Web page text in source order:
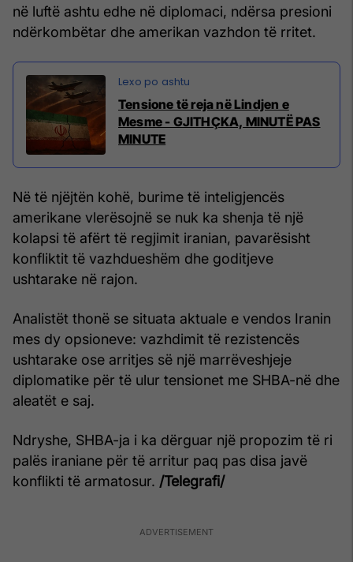
në luftë ashtu edhe në diplomaci, ndërsa presioni
ndërkombëtar dhe amerikan vazhdon të rritet.
Tensione të reja në Lindjen e
Mesme - GJITHÇKA, MINUTË PAS
MINUTE
Në të njëjtën kohë, burime të inteligjencës
amerikane vlerësojnë se nuk ka shenja të një
kolapsi të afërt të regjimit iranian, pavarësisht
konfliktit të vazhdueshëm dhe goditjeve
ushtarake në rajon.
Analistët thonë se situata aktuale e vendos Iranin
mes dy opsioneve: vazhdimit të rezistencës
ushtarake ose arritjes së një marrëveshjeje
diplomatike për të ulur tensionet me SHBA-në dhe
aleatët e saj.
Ndryshe, SHBA-ja i ka dërguar një propozim të ri
palës iraniane për të arritur paq pas disa javë
konflikti të armatosur. /Telegrafi/